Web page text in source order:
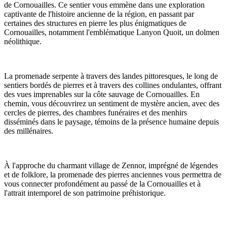
de Cornouailles. Ce sentier vous emmène dans une exploration
captivante de l'histoire ancienne de la région, en passant par
certaines des structures en pierre les plus énigmatiques de
Cornouailles, notamment l'emblématique Lanyon Quoit, un dolmen
néolithique.
La promenade serpente à travers des landes pittoresques, le long de
sentiers bordés de pierres et à travers des collines ondulantes, offrant
des vues imprenables sur la côte sauvage de Cornouailles. En
chemin, vous découvrirez un sentiment de mystère ancien, avec des
cercles de pierres, des chambres funéraires et des menhirs
disséminés dans le paysage, témoins de la présence humaine depuis
des millénaires.
À l'approche du charmant village de Zennor, imprégné de légendes
et de folklore, la promenade des pierres anciennes vous permettra de
vous connecter profondément au passé de la Cornouailles et à
l'attrait intemporel de son patrimoine préhistorique.